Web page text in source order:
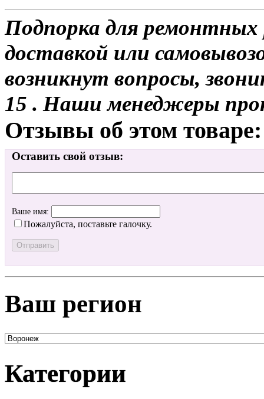
Подпорка для
доставкой или
возникнут вопросы,
15 . Наши менеджеры
Отзывы об этом товаре:
Оставить свой отзыв:
Ваше имя:
Пожалуйста, поставьте галочку.
Ваш регион
Категории